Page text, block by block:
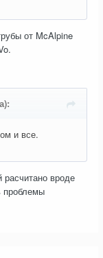
от McAlpine
и все.
расчитано вроде
проблемы